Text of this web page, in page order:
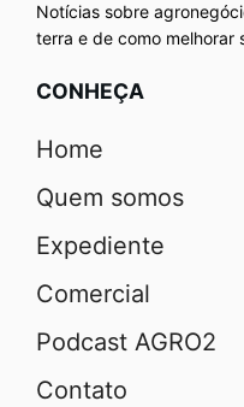
Notícias sobre
terra e de como melhorar
CONHEÇA
Home
Quem somos
Expediente
Comercial
Podcast AGRO2
Contato